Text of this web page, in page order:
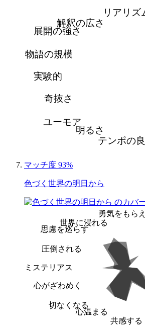
リアリズ
テンポの
明るさ
ユーモア
奇抜さ
実験的
物語の規模
展開の強さ
解釈の広さ
マッチ度 93%
色づく世界の明日から
勇気をもら
共感する
心温まる
切なくなる
心がざわめく
ミステリアス
圧倒される
思慮を巡らす
世界に浸れる